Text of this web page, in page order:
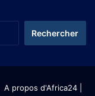
A propos d'Africa24|